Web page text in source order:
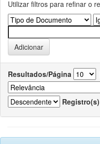
Utilizar filtros para refinar o
Resultados/Página
Registro(s)